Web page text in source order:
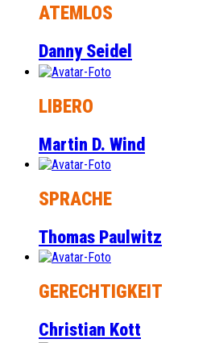
ATEMLOS
Danny Seidel
LIBERO
Martin D. Wind
SPRACHE
Thomas Paulwitz
GERECHTIGKEIT
Christian Kott